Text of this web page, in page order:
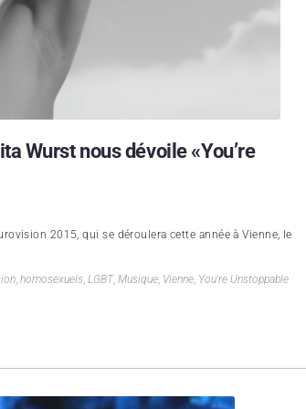
Wurst​ nous dévoile «You’re
2015, qui se déroulera cette année à Vienne, le
, homosexuels, LGBT, Musique, Vienne, You're Unstoppable